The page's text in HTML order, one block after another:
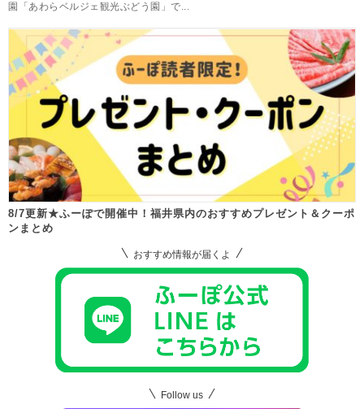
園「あわらベルジェ観光ぶどう園」で...
8/7更新★ふーぽで開催中！福井県内のおすすめプレゼント＆クーポ
ンまとめ
おすすめ情報が届くよ
Follow us